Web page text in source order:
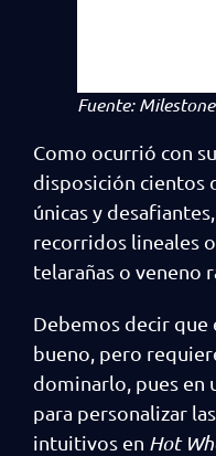
Fuente:
Como ocurrió con
disposición cientos
únicas y
recorridos lineales
telarañas o veneno
Debemos decir que
bueno, pero
dominarlo, pues en
para personalizar
intuitivos en Hot